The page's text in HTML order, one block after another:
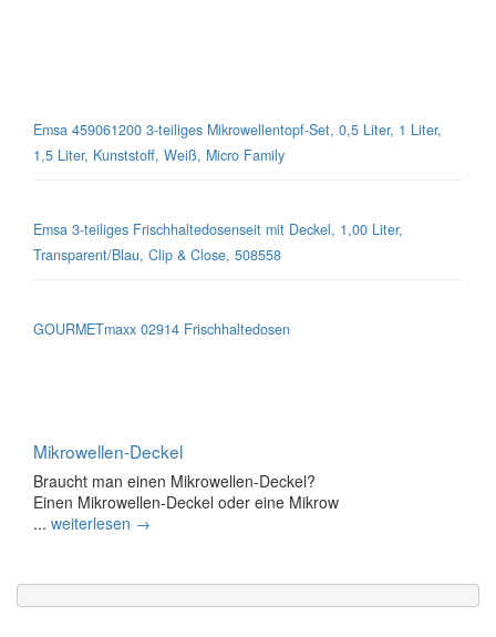
Emsa 459061200 3-teiliges Mikrowellentopf-Set, 0,5 Liter, 1 Liter,
1,5 Liter, Kunststoff, Weiß, Micro Family
Emsa 3-teiliges Frischhaltedosenseit mit Deckel, 1,00 Liter,
Transparent/Blau, Clip & Close, 508558
GOURMETmaxx 02914 Frischhaltedosen
Mikrowellen-Deckel
Braucht man einen Mikrowellen-Deckel?
Einen Mikrowellen-Deckel oder eine Mikrow
... weiterlesen →